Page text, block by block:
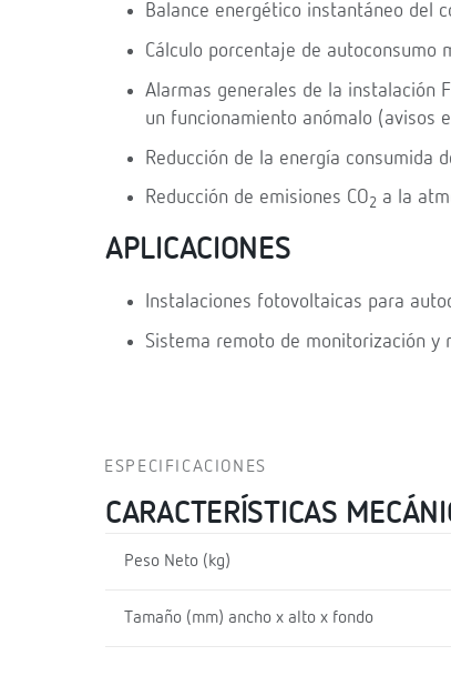
Balance energético instantáneo del
Cálculo porcentaje de autoconsumo
Alarmas generales de la instalación
un funcionamiento anómalo (avisos
Reducción de la energía consumida
Reducción de emisiones CO2 a la
APLICACIONES
Instalaciones fotovoltaicas para
Sistema remoto de monitorización y
ESPECIFICACIONES
CARACTERÍSTICAS
Peso Neto (kg)
Tamaño (mm) ancho x alto x fondo